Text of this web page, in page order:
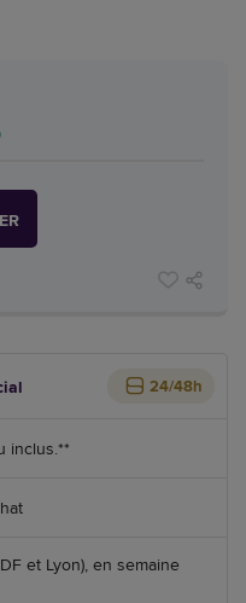
24/48h
inclus.**
et Lyon), en semaine